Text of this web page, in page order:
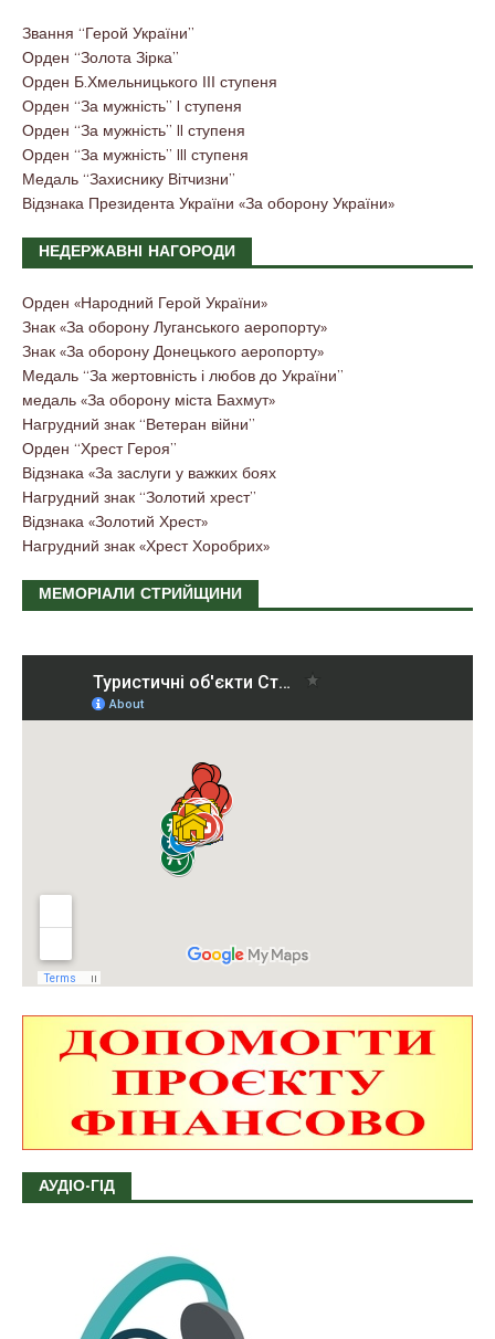
Звання “Герой України”
Орден “Золота Зірка”
Орден Б.Хмельницького ІІІ ступеня
Орден “За мужність” I ступеня
Орден “За мужність” II ступеня
Орден “За мужність” III ступеня
Медаль “Захиснику Вітчизни”
Відзнака Президента України «За оборону України»
НЕДЕРЖАВНІ НАГОРОДИ
Орден «Народний Герой України»
Знак «За оборону Луганського аеропорту»
Знак «За оборону Донецького аеропорту»
Медаль “За жертовність і любов до України”
медаль «За оборону міста Бахмут»
Нагрудний знак “Ветеран війни”
Орден “Хрест Героя”
Відзнака «За заслуги у важких боях
Нагрудний знак “Золотий хрест”
Відзнака «Золотий Хрест»
Нагрудний знак «Хрест Хоробрих»
МЕМОРІАЛИ СТРИЙЩИНИ
АУДІО-ГІД